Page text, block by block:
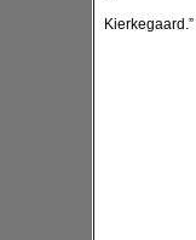
Kierkegaard.”